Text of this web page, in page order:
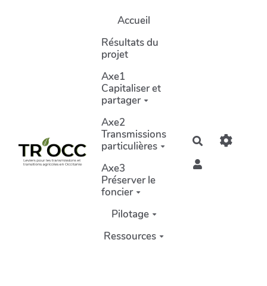
Aller au contenu principalAccueil
Résultats du
projet
Axe1
Capitaliser et
partager
Axe2
Transmissions
particulières
Axe3
Préserver le
foncier
Pilotage
Ressources
Rechercher